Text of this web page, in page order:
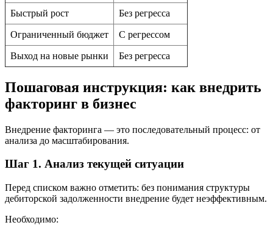
Быстрый рост Без регресса
Ограниченный бюджет С регрессом
Выход на новые рынки Без регресса
Пошаговая инструкция: как внедрить
факторинг в бизнес
Внедрение факторинга — это последовательный процесс: от
анализа до масштабирования.
Шаг 1. Анализ текущей ситуации
Перед списком важно отметить: без понимания структуры
дебиторской задолженности внедрение будет неэффективным.
Необходимо: